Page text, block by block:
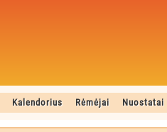
Kalendorius Rėmėjai Nuostatai